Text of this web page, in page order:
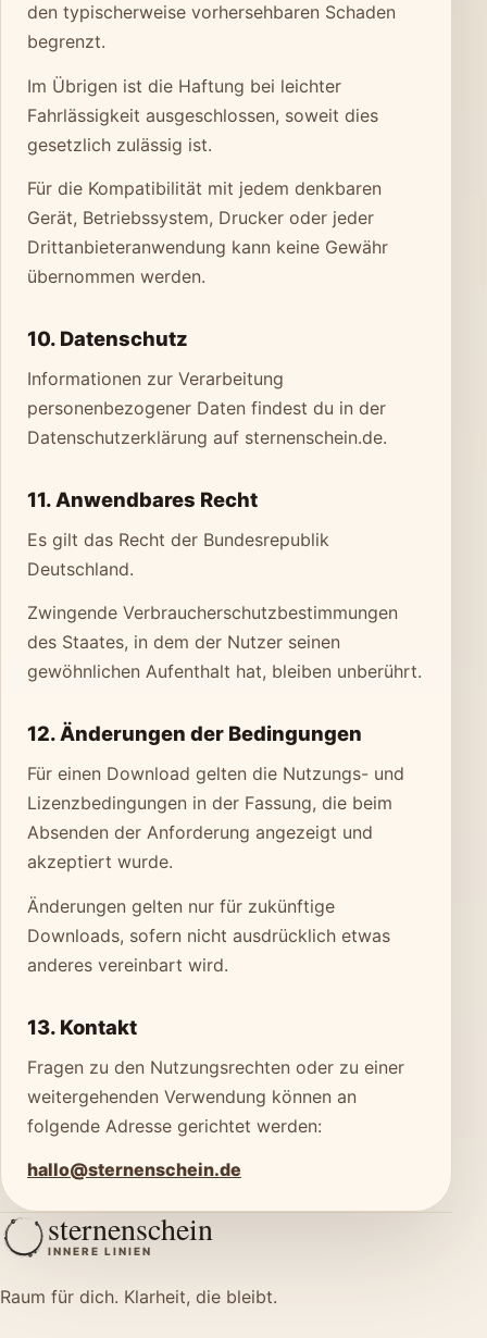
den typischerweise vorhersehbaren Schaden
begrenzt.
Im Übrigen ist die Haftung bei leichter
Fahrlässigkeit ausgeschlossen, soweit dies
gesetzlich zulässig ist.
Für die Kompatibilität mit jedem denkbaren
Gerät, Betriebssystem, Drucker oder jeder
Drittanbieteranwendung kann keine Gewähr
übernommen werden.
10. Datenschutz
Informationen zur Verarbeitung
personenbezogener Daten findest du in der
Datenschutzerklärung auf sternenschein.de.
11. Anwendbares Recht
Es gilt das Recht der Bundesrepublik
Deutschland.
Zwingende Verbraucherschutzbestimmungen
des Staates, in dem der Nutzer seinen
gewöhnlichen Aufenthalt hat, bleiben unberührt.
12. Änderungen der Bedingungen
Für einen Download gelten die Nutzungs- und
Lizenzbedingungen in der Fassung, die beim
Absenden der Anforderung angezeigt und
akzeptiert wurde.
Änderungen gelten nur für zukünftige
Downloads, sofern nicht ausdrücklich etwas
anderes vereinbart wird.
13. Kontakt
Fragen zu den Nutzungsrechten oder zu einer
weitergehenden Verwendung können an
folgende Adresse gerichtet werden:
hallo@sternenschein.de
sternenschein
INNERE LINIEN
Raum für dich. Klarheit, die bleibt.